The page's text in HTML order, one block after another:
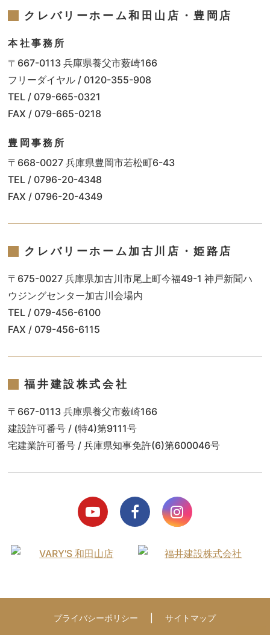
クレバリーホーム和田山店・豊岡店
本社事務所
〒667-0113 兵庫県養父市薮崎166
フリーダイヤル / 0120-355-908
TEL / 079-665-0321
FAX / 079-665-0218
豊岡事務所
〒668-0027 兵庫県豊岡市若松町6-43
TEL / 0796-20-4348
FAX / 0796-20-4349
クレバリーホーム加古川店・姫路店
〒675-0027 兵庫県加古川市尾上町今福49-1 神戸新聞ハ
ウジングセンター加古川会場内
TEL / 079-456-6100
FAX / 079-456-6115
福井建設株式会社
〒667-0113 兵庫県養父市薮崎166
建設許可番号 / (特4)第9111号
宅建業許可番号 / 兵庫県知事免許(6)第600046号
プライバシーポリシー サイトマップ